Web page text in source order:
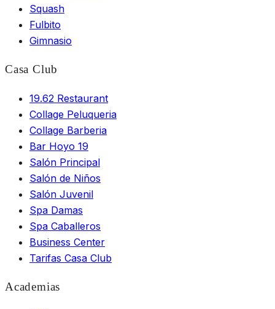
Squash
Fulbito
Gimnasio
Casa Club
19.62 Restaurant
Collage Peluqueria
Collage Barberia
Bar Hoyo 19
Salón Principal
Salón de Niños
Salón Juvenil
Spa Damas
Spa Caballeros
Business Center
Tarifas Casa Club
Academias